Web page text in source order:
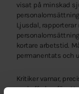
visat på minskad
Ljusdal,
kortare arbetstid.
permanentats och
Kritiker varnar,
avskaffades, för